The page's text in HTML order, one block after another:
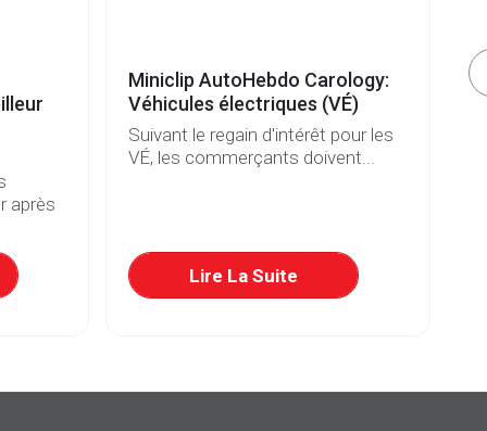
après
Miniclip AutoHebdo Carology:
Véhicules électriques (VÉ)
Suivant le regain d'intérêt pour les
VÉ, les commerçants doivent...
Lire La Suite